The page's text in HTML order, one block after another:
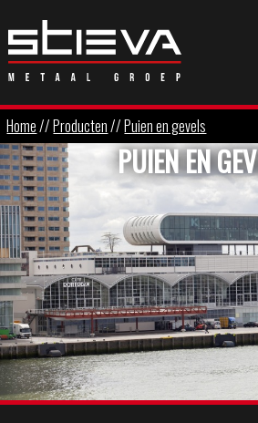
Home//Producten//Puien en gevels
PUIEN EN